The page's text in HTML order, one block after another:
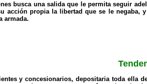
busca una salida que le permita seguir
propia la libertad que se le negaba,
armada.
y concesionarios, depositaria toda ella